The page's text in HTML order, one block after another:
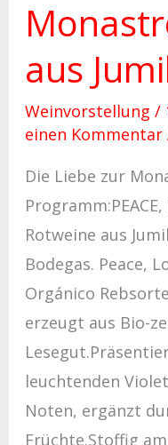
aus
Weinvorstellung /
einen Kommentar
Die Liebe zur
Rotweine aus
Bodegas. Peace,
Orgánico
erzeugt aus Bio-
leuchtenden
Noten, ergänzt
Früchte.Stoffig